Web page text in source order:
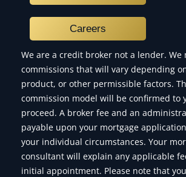
Careers
We are a credit broker not a lender. We
commissions that will vary depending
product, or other permissible factors.
commission model will be confirmed to
proceed. A broker fee and an
payable upon your mortgage
your individual circumstances. Your
consultant will explain any applicable
initial appointment. Please note that